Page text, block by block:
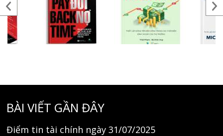
BÀI VIẾT GẦN ĐÂY
Điểm tin tài chính ngày 31/07/2025